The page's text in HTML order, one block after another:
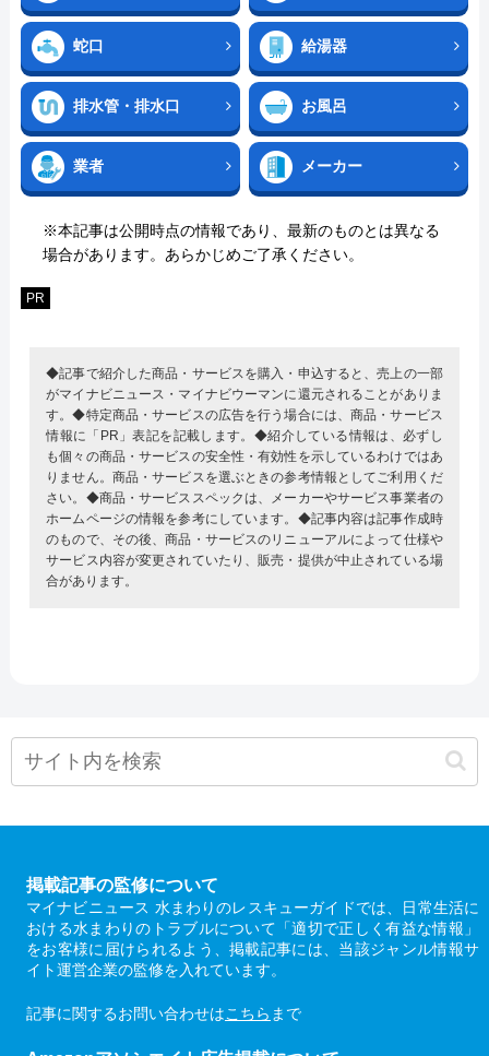
蛇口 給湯器
排水管・排水口 お風呂
業者 メーカー
※本記事は公開時点の情報であり、最新のものとは異なる
場合があります。あらかじめご了承ください。
PR
◆記事で紹介した商品・サービスを購入・申込すると、売上の一部
がマイナビニュース・マイナビウーマンに還元されることがありま
す。◆特定商品・サービスの広告を行う場合には、商品・サービス
情報に「PR」表記を記載します。◆紹介している情報は、必ずし
も個々の商品・サービスの安全性・有効性を示しているわけではあ
りません。商品・サービスを選ぶときの参考情報としてご利用くだ
さい。◆商品・サービススペックは、メーカーやサービス事業者の
ホームページの情報を参考にしています。◆記事内容は記事作成時
のもので、その後、商品・サービスのリニューアルによって仕様や
サービス内容が変更されていたり、販売・提供が中止されている場
合があります。
掲載記事の監修について
マイナビニュース 水まわりのレスキューガイドでは、日常生活に
おける水まわりのトラブルについて「適切で正しく有益な情報」
をお客様に届けられるよう、掲載記事には、当該ジャンル情報サ
イト運営企業の監修を入れています。
記事に関するお問い合わせはこちら まで